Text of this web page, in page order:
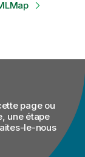
page ou
une étape
le-nous